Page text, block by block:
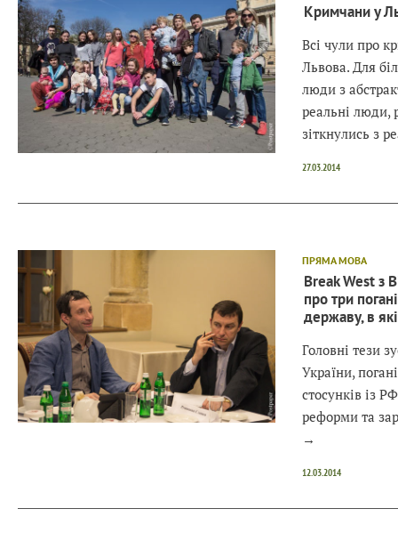
Кримчани у
Всі чули про
Львова. Для
люди з
реальні люди,
зіткнулись з
27.03.2014
ПРЯМА МОВА
Break West з
про три
державу, в
Головні тези
України,
стосунків із
реформи та
→
12.03.2014